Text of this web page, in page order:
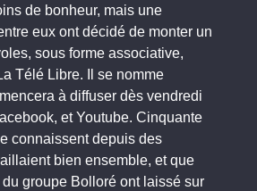
de bonheur, mais une
eux ont décidé de monter un
sous forme associative,
Télé Libre. Il se nomme
à diffuser dès vendredi
et Youtube. Cinquante
connaissent depuis des
bien ensemble, et que
du groupe Bolloré ont laissé sur